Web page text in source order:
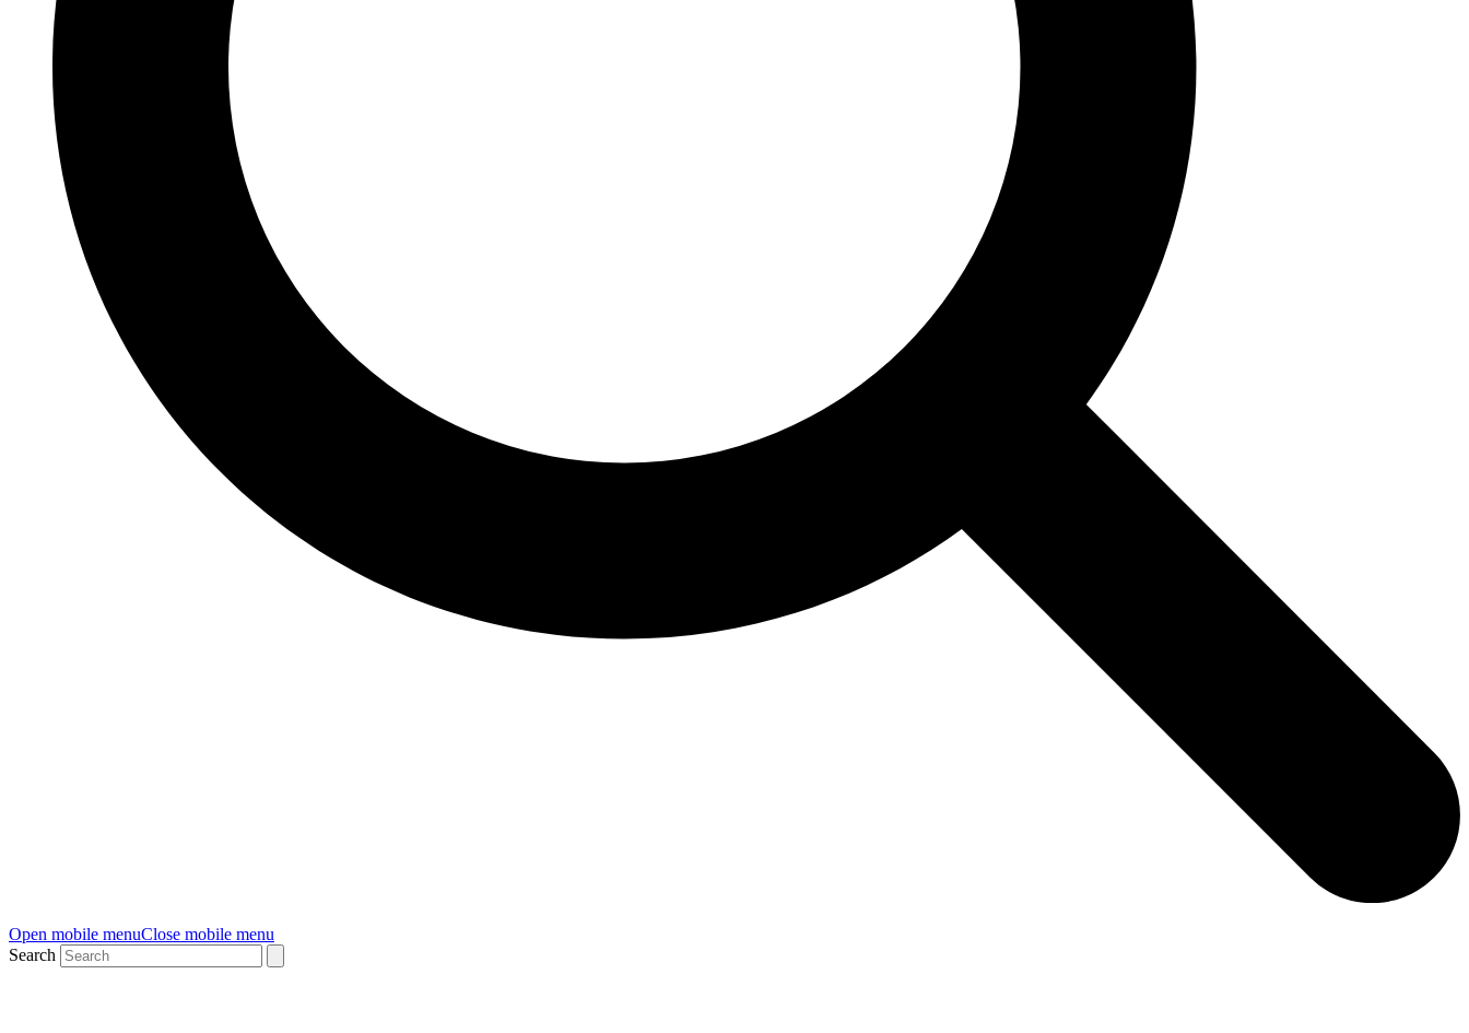
Open mobile menuClose mobile menu
Search